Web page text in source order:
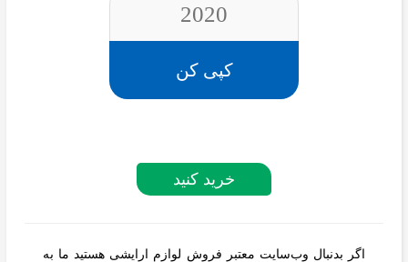
2020
کپی کن
خرید کنید
اگر بدنبال وب‌سایت معتبر فروش لوازم ارایشی هستید ما به